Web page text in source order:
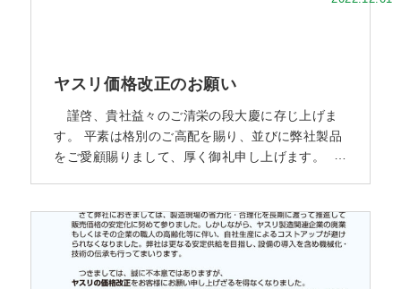
ヤスリ価格改正のお願い
謹啓、貴社益々のご清栄の段大慶に存じ上げま
す。 平素は格別のご高配を賜り、並びに弊社製品
をご愛顧賜りまして、厚く御礼申し上げます。
努めて参りました。 しかしながら、ご高承のとお
り、エネルギー価格の上昇、部材等の価格高騰、
そしてヤスリ圧延材価格の大幅な価格改正に見舞
われ、販売価格の維持が困難と